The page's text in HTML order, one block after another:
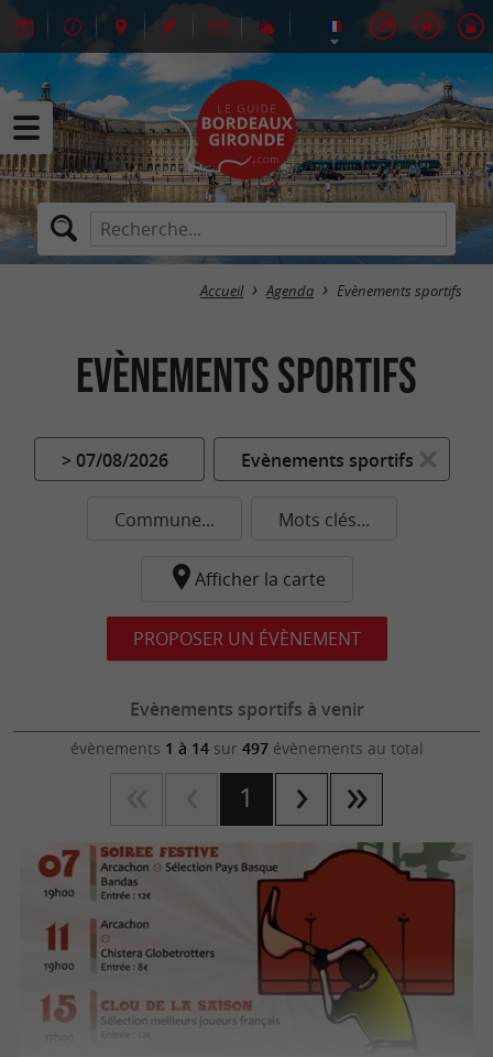
Accueil Agenda Evènements sportifs
Evènements sportifs
> 07/08/2026 Evènements sportifs
Commune... Mots clés...
Afficher la carte
PROPOSER UN ÉVÈNEMENT
Evènements sportifs à venir
évènements 1 à 14sur 497évènements au total
1